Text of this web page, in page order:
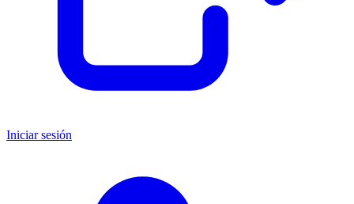
Iniciar sesión